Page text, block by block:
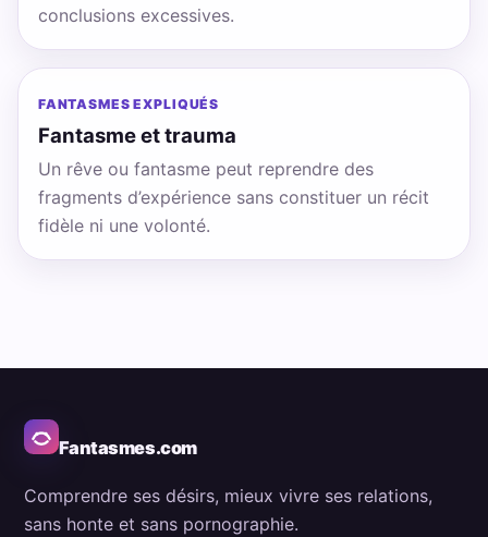
conclusions excessives.
FANTASMES EXPLIQUÉS
Fantasme et trauma
Un rêve ou fantasme peut reprendre des
fragments d’expérience sans constituer un récit
fidèle ni une volonté.
Fantasmes.com
Comprendre ses désirs, mieux vivre ses relations,
sans honte et sans pornographie.